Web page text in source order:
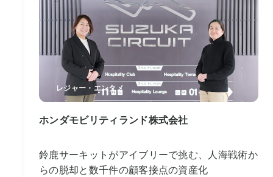
レジャー・エンタメ
ホンダモビリティランド株式会社
鈴鹿サーキットがアイブリーで挑む、人海戦術か
らの脱却と数千件の顧客接点の資産化